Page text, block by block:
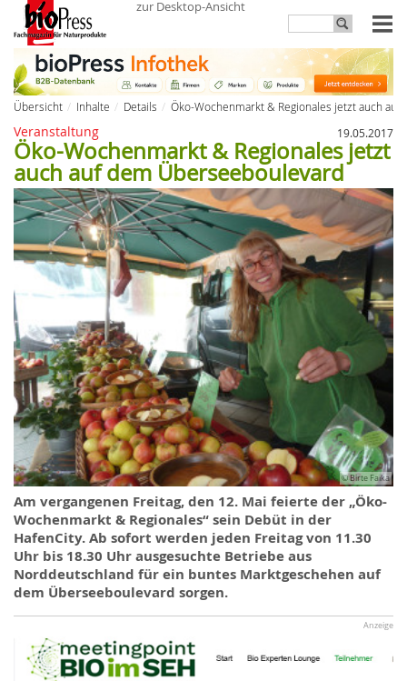
zur Desktop-Ansicht
Übersicht Inhalte Details Öko-Wochenmarkt & Regionales jetzt auch
Veranstaltung 19.05.2017
Öko-Wochenmarkt & Regionales jetzt
auch auf dem Überseeboulevard
© Birte Faika
Am vergangenen Freitag, den 12. Mai feierte der „Öko-
Wochenmarkt & Regionales“ sein Debüt in der
HafenCity. Ab sofort werden jeden Freitag von 11.30
Uhr bis 18.30 Uhr ausgesuchte Betriebe aus
Norddeutschland für ein buntes Marktgeschehen auf
dem Überseeboulevard sorgen.
Anzeige